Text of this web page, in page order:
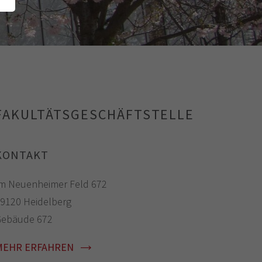
Neuenheimer Feld 672
Heidelberg
672
ERFAHREN